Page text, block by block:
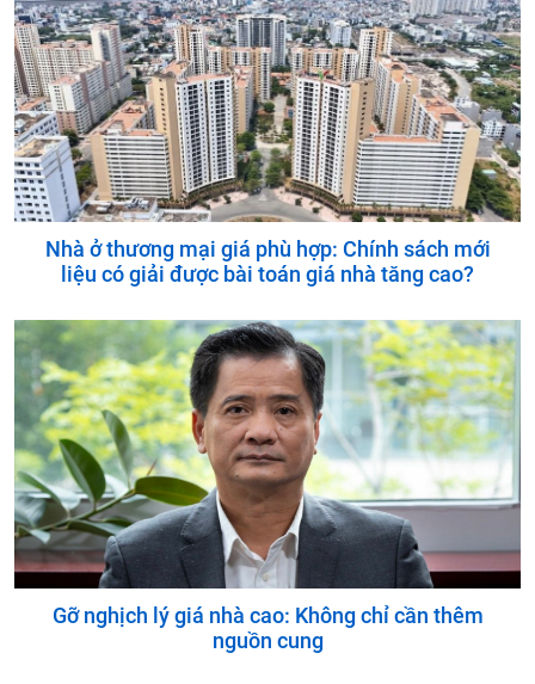
Nhà ở thương mại giá phù hợp: Chính sách mới
liệu có giải được bài toán giá nhà tăng cao?
Gỡ nghịch lý giá nhà cao: Không chỉ cần thêm
nguồn cung